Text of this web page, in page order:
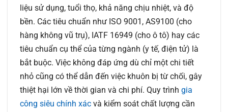
liệu sử dụng, tuổi thọ, khả năng chịu nhiệt, và độ
bền. Các tiêu chuẩn như ISO 9001, AS9100 (cho
hàng không vũ trụ), IATF 16949 (cho ô tô) hay các
tiêu chuẩn cụ thể của từng ngành (y tế, điện tử) là
bắt buộc. Việc không đáp ứng dù chỉ một chi tiết
nhỏ cũng có thể dẫn đến việc khuôn bị từ chối, gây
thiệt hại lớn về thời gian và chi phí. Quy trình gia
công siêu chính xác và kiểm soát chất lượng cần